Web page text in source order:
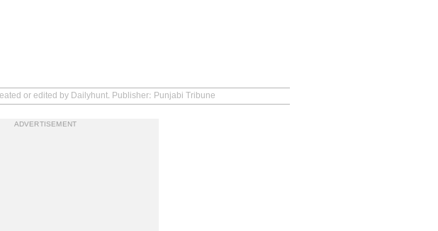
or edited by Dailyhunt. Publisher: Punjabi Tribune
ADVERTISEMENT